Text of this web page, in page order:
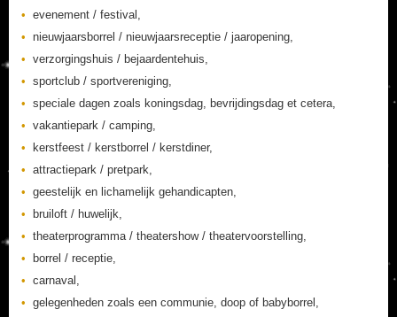
evenement / festival,
nieuwjaarsborrel / nieuwjaarsreceptie / jaaropening,
verzorgingshuis / bejaardentehuis,
sportclub / sportvereniging,
speciale dagen zoals koningsdag, bevrijdingsdag et cetera,
vakantiepark / camping,
kerstfeest / kerstborrel / kerstdiner,
attractiepark / pretpark,
geestelijk en lichamelijk gehandicapten,
bruiloft / huwelijk,
theaterprogramma / theatershow / theatervoorstelling,
borrel / receptie,
carnaval,
gelegenheden zoals een communie, doop of babyborrel,